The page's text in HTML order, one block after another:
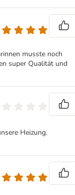
musste noch
super Qualität und
Heizung.